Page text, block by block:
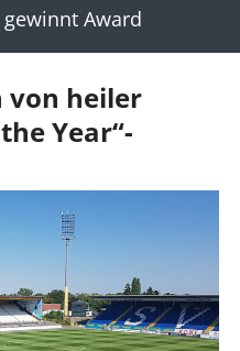
Award
von heiler
Year“-